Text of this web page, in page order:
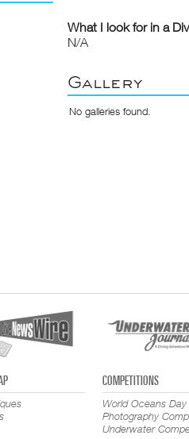
What I look for in a
N/A
Gallery
No galleries found.
COMPETITIONS
World Oceans Day
Photography
Underwater